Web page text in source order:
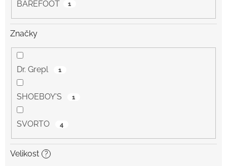
BAREFOOT 1
Značky
Dr. Grepl 1
SHOEBOY'S 1
SVORTO 4
Velikost ?